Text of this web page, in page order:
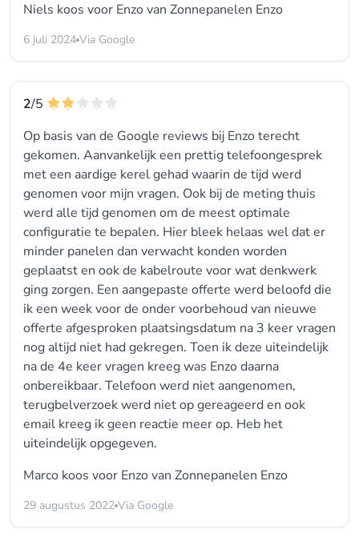
Niels koos voor Enzo van Zonnepanelen Enzo
6 juli 2024 Via Google
2/5
Op basis van de Google reviews bij Enzo terecht
gekomen. Aanvankelijk een prettig telefoongesprek
met een aardige kerel gehad waarin de tijd werd
genomen voor mijn vragen. Ook bij de meting thuis
werd alle tijd genomen om de meest optimale
configuratie te bepalen. Hier bleek helaas wel dat er
minder panelen dan verwacht konden worden
geplaatst en ook de kabelroute voor wat denkwerk
ging zorgen. Een aangepaste offerte werd beloofd die
ik een week voor de onder voorbehoud van nieuwe
offerte afgesproken plaatsingsdatum na 3 keer vragen
nog altijd niet had gekregen. Toen ik deze uiteindelijk
na de 4e keer vragen kreeg was Enzo daarna
onbereikbaar. Telefoon werd niet aangenomen,
terugbelverzoek werd niet op gereageerd en ook
email kreeg ik geen reactie meer op. Heb het
uiteindelijk opgegeven.
Marco koos voor Enzo van Zonnepanelen Enzo
29 augustus 2022 Via Google